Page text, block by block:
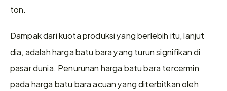
ton.
Dampak dari kuota produksi yang berlebih itu, lanjut
dia, adalah harga batu bara yang turun signifikan di
pasar dunia. Penurunan harga batu bara tercermin
pada harga batu bara acuan yang diterbitkan oleh